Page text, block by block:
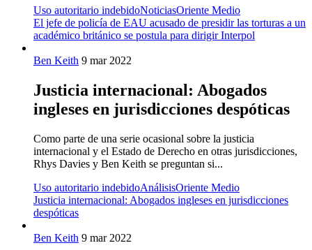
Uso autoritario indebidoNoticiasOriente Medio
El jefe de policía de EAU acusado de presidir las torturas a un
académico británico se postula para dirigir Interpol
Ben Keith 9 mar 2022
Justicia internacional: Abogados
ingleses en jurisdicciones despóticas
Como parte de una serie ocasional sobre la justicia
internacional y el Estado de Derecho en otras jurisdicciones,
Rhys Davies y Ben Keith se preguntan si...
Uso autoritario indebidoAnálisisOriente Medio
Justicia internacional: Abogados ingleses en jurisdicciones
despóticas
Ben Keith 9 mar 2022